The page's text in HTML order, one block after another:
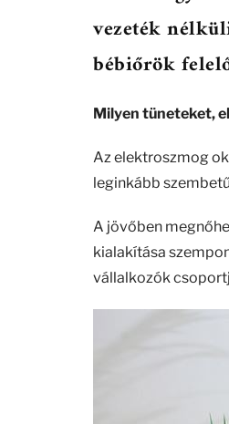
vezeték
bébiőrök
Milyen tüneteket,
Az elektroszmog
leginkább
A jövőben
kialakítása
vállalkozók